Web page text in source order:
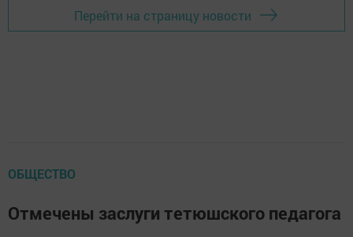
Перейти на страницу новости
ОБЩЕСТВО
Отмечены заслуги тетюшского педагога